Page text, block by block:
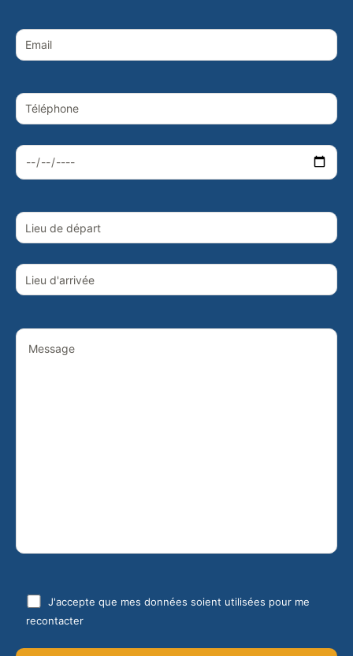
J'accepte que mes données soient utilisées pour me
recontacter